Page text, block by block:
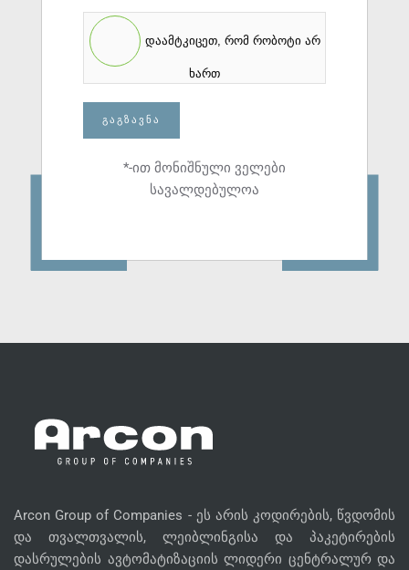
დაამტკიცეთ, რომ რობოტი არ
ხართ
ᲒᲐᲒᲖᲐᲕᲜᲐ
*-ით მონიშნული ველები
სავალდებულოა
Arcon Group of Companies - ეს არის კოდირების, წვდომის
და თვალთვალის, ლეიბლინგისა და პაკეტირების
დასრულების ავტომატიზაციის ლიდერი ცენტრალურ და